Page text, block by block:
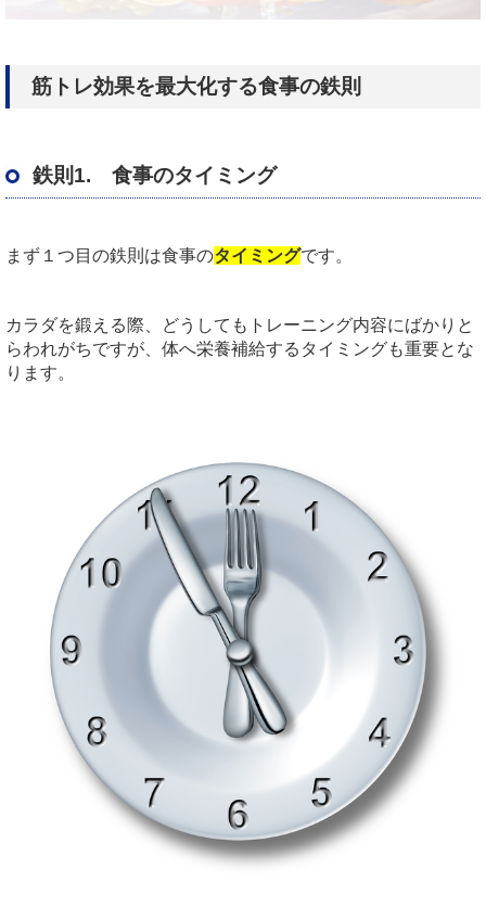
筋トレ効果を最大化する食事の鉄則
鉄則1. 食事のタイミング
まず１つ目の鉄則は食事のタイミングです。
カラダを鍛える際、どうしてもトレーニング内容にばかりと
らわれがちですが、体へ栄養補給するタイミングも重要とな
ります。